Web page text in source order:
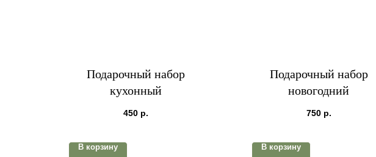
Подарочный набор
кухонный
450 р.
В корзину
Подарочный набор
новогодний
750 р.
В корзину